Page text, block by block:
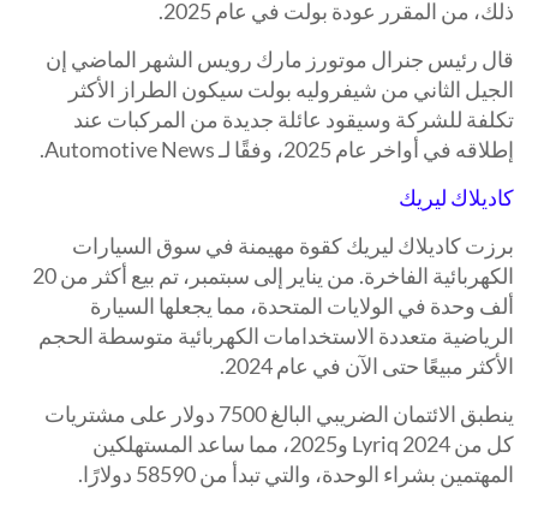
ذلك، من المقرر عودة بولت في عام 2025.
قال رئيس جنرال موتورز مارك رويس الشهر الماضي إن
الجيل الثاني من شيفروليه بولت سيكون الطراز الأكثر
تكلفة للشركة وسيقود عائلة جديدة من المركبات عند
إطلاقه في أواخر عام 2025، وفقًا لـ Automotive News.
كاديلاك ليريك
برزت كاديلاك ليريك كقوة مهيمنة في سوق السيارات
الكهربائية الفاخرة. من يناير إلى سبتمبر، تم بيع أكثر من 20
ألف وحدة في الولايات المتحدة، مما يجعلها السيارة
الرياضية متعددة الاستخدامات الكهربائية متوسطة الحجم
الأكثر مبيعًا حتى الآن في عام 2024.
ينطبق الائتمان الضريبي البالغ 7500 دولار على مشتريات
كل من Lyriq 2024 و2025، مما ساعد المستهلكين
المهتمين بشراء الوحدة، والتي تبدأ من 58590 دولارًا.